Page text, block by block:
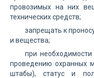
провозимых на них
технических средств;
запрещать к
и вещества;
при
проведению охранных
штабы), статус и